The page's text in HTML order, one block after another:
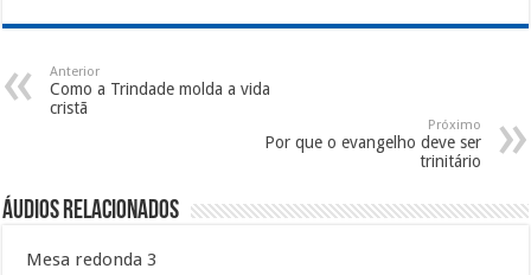
Anterior
Como a Trindade molda a vida
cristã
Próximo
Por que o evangelho deve ser
trinitário
Áudios Relacionados
Mesa redonda 3